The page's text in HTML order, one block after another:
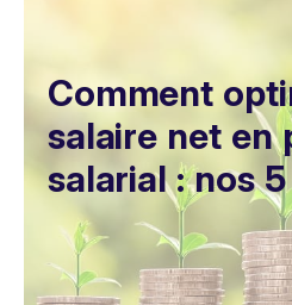
Comment
salaire net en
salarial : nos